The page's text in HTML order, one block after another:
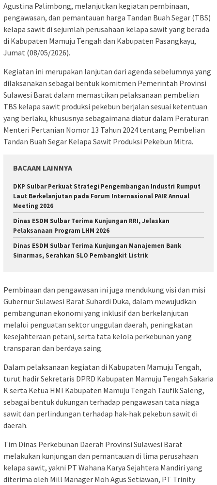
Agustina Palimbong, melanjutkan kegiatan pembinaan,
pengawasan, dan pemantauan harga Tandan Buah Segar (TBS)
kelapa sawit di sejumlah perusahaan kelapa sawit yang berada
di Kabupaten Mamuju Tengah dan Kabupaten Pasangkayu,
Jumat (08/05/2026).
Kegiatan ini merupakan lanjutan dari agenda sebelumnya yang
dilaksanakan sebagai bentuk komitmen Pemerintah Provinsi
Sulawesi Barat dalam memastikan pelaksanaan pembelian
TBS kelapa sawit produksi pekebun berjalan sesuai ketentuan
yang berlaku, khususnya sebagaimana diatur dalam Peraturan
Menteri Pertanian Nomor 13 Tahun 2024 tentang Pembelian
Tandan Buah Segar Kelapa Sawit Produksi Pekebun Mitra.
BACAAN LAINNYA
DKP Sulbar Perkuat Strategi Pengembangan Industri Rumput
Laut Berkelanjutan pada Forum Internasional PAIR Annual
Meeting 2026
Dinas ESDM Sulbar Terima Kunjungan RRI, Jelaskan
Pelaksanaan Program LHM 2026
Dinas ESDM Sulbar Terima Kunjungan Manajemen Bank
Sinarmas, Serahkan SLO Pembangkit Listrik
Pembinaan dan pengawasan ini juga mendukung visi dan misi
Gubernur Sulawesi Barat Suhardi Duka, dalam mewujudkan
pembangunan ekonomi yang inklusif dan berkelanjutan
melalui penguatan sektor unggulan daerah, peningkatan
kesejahteraan petani, serta tata kelola perkebunan yang
transparan dan berdaya saing.
Dalam pelaksanaan kegiatan di Kabupaten Mamuju Tengah,
turut hadir Sekretaris DPRD Kabupaten Mamuju Tengah Sakaria
K serta Ketua HMI Kabupaten Mamuju Tengah Taufik Saleng,
sebagai bentuk dukungan terhadap pengawasan tata niaga
sawit dan perlindungan terhadap hak-hak pekebun sawit di
daerah.
Tim Dinas Perkebunan Daerah Provinsi Sulawesi Barat
melakukan kunjungan dan pemantauan di lima perusahaan
kelapa sawit, yakni PT Wahana Karya Sejahtera Mandiri yang
diterima oleh Mill Manager Moh Agus Setiawan, PT Trinity